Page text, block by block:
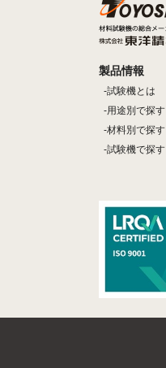
製品情報
試験機とは
用途別で探す
材料別で探す
試験機で探す